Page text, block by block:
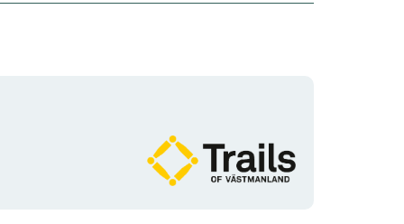
Organization
logotype